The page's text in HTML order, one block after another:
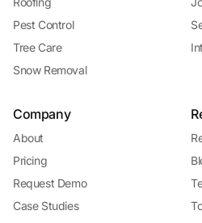
Pest Control
Tree Care
Snow Removal
Company
About
Pricing
Request Demo
Case Studies